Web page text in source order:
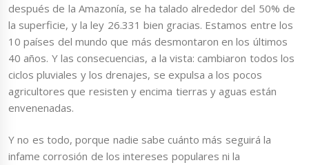
después de la Amazonía, se ha talado alrededor del 50% de
la superficie, y la ley 26.331 bien gracias. Estamos entre los
10 países del mundo que más desmontaron en los últimos
40 años. Y las consecuencias, a la vista: cambiaron todos los
ciclos pluviales y los drenajes, se expulsa a los pocos
agricultores que resisten y encima tierras y aguas están
envenenadas.
Y no es todo, porque nadie sabe cuánto más seguirá la
infame corrosión de los intereses populares ni la